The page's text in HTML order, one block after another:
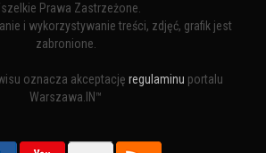
Prawa Zastrzeżone.
i wykorzystywanie treści, zdjęć, grafik jest
zabronione.
oznacza akceptację regulaminu portalu
Warszawa.IN™